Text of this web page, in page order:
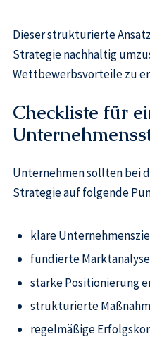
Dieser strukturierte
Strategie nachhaltig
Wettbewerbsvorteile zu
Checkliste für
Unternehmen sollten bei
Strategie auf folgende
klare
fundierte
starke Positionierung
strukturierte
regelmäßige